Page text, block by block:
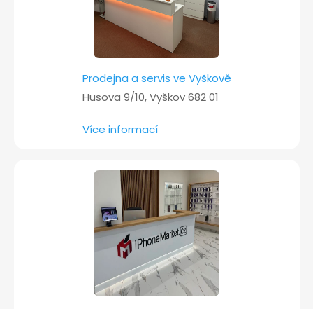
Prodejna a servis ve Vyškově
Husova 9/10, Vyškov 682 01
Více informací